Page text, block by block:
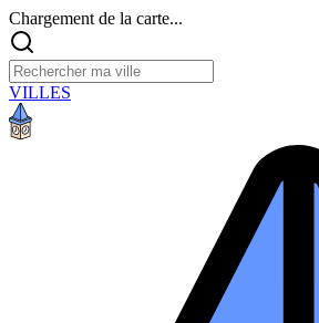
Chargement de la carte...
VILLES